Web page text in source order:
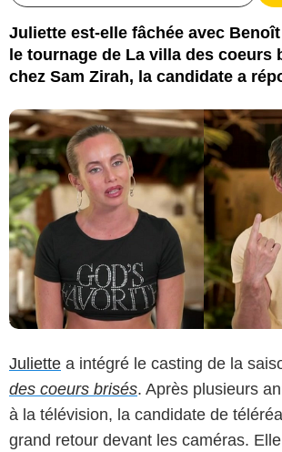
Juliette est-elle fâchée avec
le tournage de La villa des coeurs
chez Sam Zirah, la candidate a
Juliette a intégré le casting de la
des coeurs brisés. Après plusieurs
à la télévision, la candidate de
grand retour devant les caméras.